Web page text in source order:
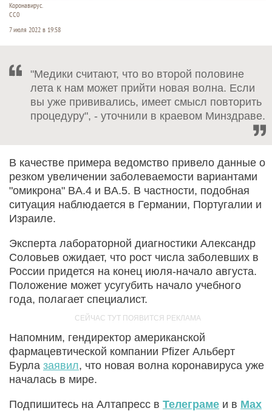
Коронавирус.
СС0
7 июля 2022 в 19:58
"Медики считают, что во второй половине
лета к нам может прийти новая волна. Если
вы уже прививались, имеет смысл повторить
процедуру", - уточнили в краевом Минздраве.
В качестве примера ведомство привело данные о
резком увеличении заболеваемости вариантами
"омикрона" BA.4 и BA.5. В частности, подобная
ситуация наблюдается в Германии, Португалии и
Израиле.
Эксперта лабораторной диагностики Александр
Соловьев ожидает, что рост числа заболевших в
России придется на конец июля-начало августа.
Положение может усугубить начало учебного
года, полагает специалист.
Напомним, гендиректор американской
фармацевтической компании Pfizer Альберт
Бурла заявил, что новая волна коронавируса уже
началась в мире.
Подпишитесь на Алтапресс в Телеграме и в Max